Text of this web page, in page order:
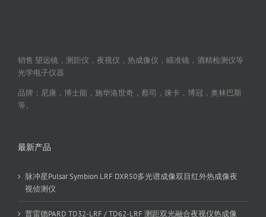
销售 望远镜，测距仪，夜视仪，热成像仪，瞄准镜，酒精检测仪等
光学电子仪器
品牌：尼康，博士能，施华洛世奇，蔡司，徕卡，博冠，奥林巴斯
等。
最新产品
脉冲星Pulsar Symbion LRF DXR50多光谱成像双目红外热成像夜
视侦测仪
普雷德PARD TD32-LRF / TD62-LRF 测距双光融合夜视仪热成像